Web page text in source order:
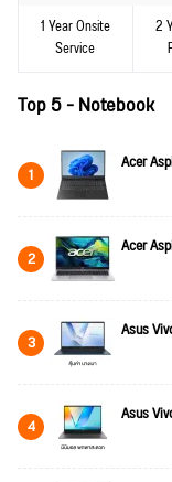
1 Year Onsite
Service
2
Top 5 - Notebook
1 Acer
2 Acer
3 Asus
4 Asus